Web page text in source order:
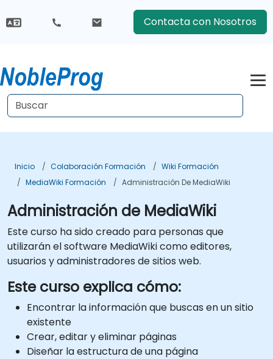
Contacta con Nosotros
Inicio Colaboración Formación
Wiki Formación
MediaWiki Formación
Administración De MediaWiki
Administración de MediaWiki
Este curso ha sido creado para personas que
utilizarán el software MediaWiki como editores,
usuarios y administradores de sitios web.
Este curso explica cómo:
Encontrar la información que buscas en un sitio
existente
Crear, editar y eliminar páginas
Diseñar la estructura de una página